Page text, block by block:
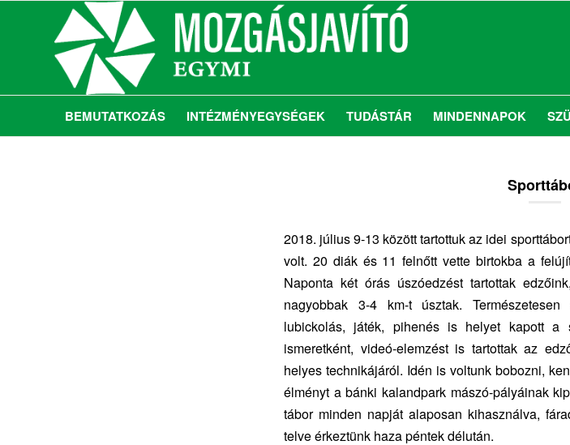
BEMUTATKOZÁS INTÉZMÉNYEGYSÉGEK TUDÁSTÁR MINDENNAPOK
2018. július 9-13 között tartottuk az idei
volt. 20 diák és 11 felnőtt vette birtokba a
Naponta két órás úszóedzést tartottak
nagyobbak 3-4 km-t úsztak.
lubickolás, játék, pihenés is helyet kapott a
ismeretként, videó-elemzést is tartottak az
helyes technikájáról. Idén is voltunk bobozni,
élményt a bánki kalandpark mászó-pályáinak
tábor minden napját alaposan kihasználva,
telve érkeztünk haza péntek délután.